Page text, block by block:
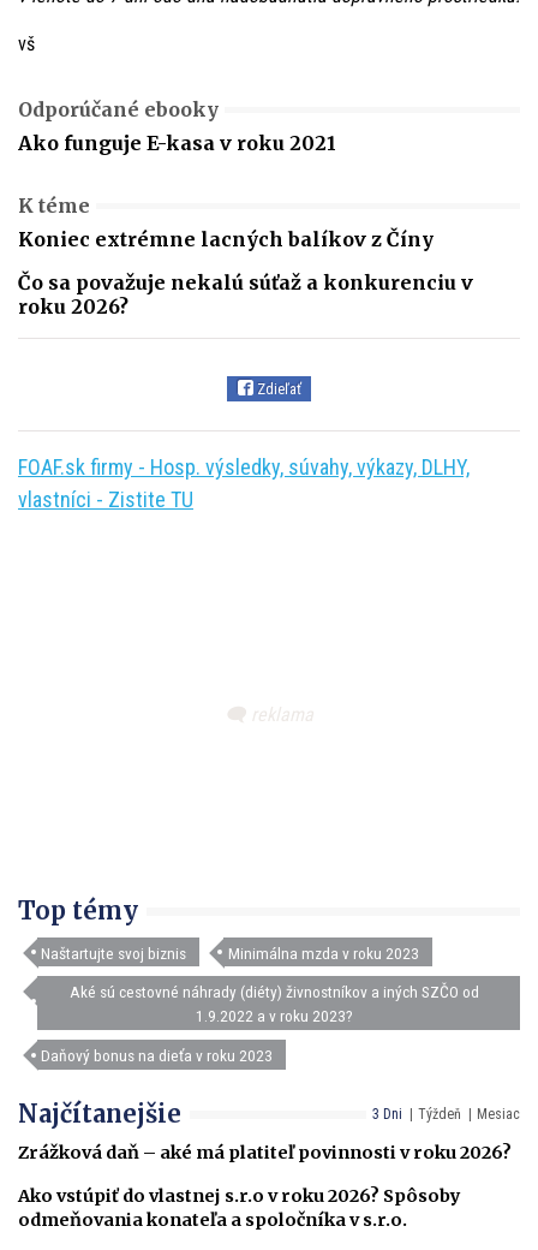
vš
Odporúčané ebooky
Ako funguje E-kasa v roku 2021
K téme
Koniec extrémne lacných balíkov z Číny
Čo sa považuje nekalú súťaž a konkurenciu v
roku 2026?
Zdieľať
FOAF.sk firmy - Hosp. výsledky, súvahy, výkazy, DLHY,
vlastníci - Zistite TU
Top témy
Naštartujte svoj biznis Minimálna mzda v roku 2023
Aké sú cestovné náhrady (diéty) živnostníkov a iných SZČO od
1.9.2022 a v roku 2023?
Daňový bonus na dieťa v roku 2023
3 Dni Týždeň Mesiac
Najčítanejšie
Zrážková daň – aké má platiteľ povinnosti v roku 2026?
Ako vstúpiť do vlastnej s.r.o v roku 2026? Spôsoby
odmeňovania konateľa a spoločníka v s.r.o.